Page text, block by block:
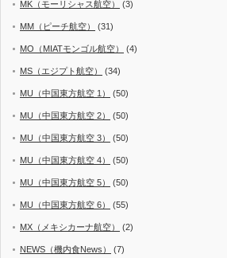
MK（モーリシャス航空） (3)
MM（ピーチ航空） (31)
MO（MIATモンゴル航空） (4)
MS（エジプト航空） (34)
MU（中国東方航空 1） (50)
MU（中国東方航空 2） (50)
MU（中国東方航空 3） (50)
MU（中国東方航空 4） (50)
MU（中国東方航空 5） (50)
MU（中国東方航空 6） (55)
MX（メキシカーナ航空） (2)
NEWS（機内食News） (7)